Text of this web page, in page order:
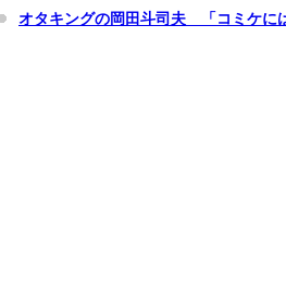
オタキングの岡田斗司夫 「コミケに